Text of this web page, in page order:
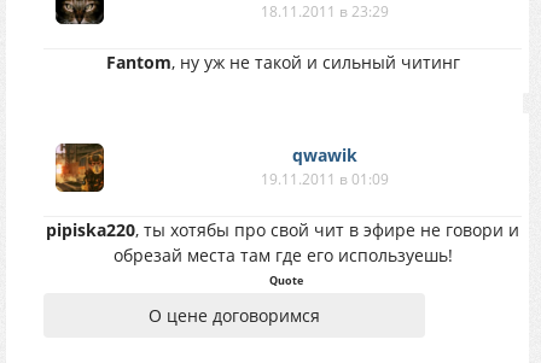
18.11.2011 в 23:29
Fantom, ну уж не такой и сильный читинг
qwawik
19.11.2011 в 01:09
pipiska220, ты хотябы про свой чит в эфире не говори и
обрезай места там где его используешь!
Quote
О цене договоримся